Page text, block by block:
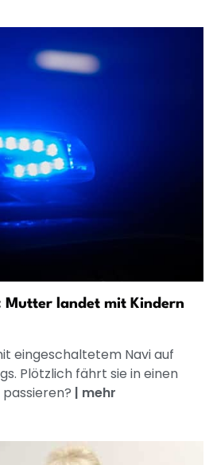
Mutter landet mit Kindern
eingeschaltetem Navi auf
Plötzlich fährt sie in einen
| mehr